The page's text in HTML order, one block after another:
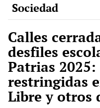
Sociedad
Calles
desfiles
Patrias 2025:
restringidas
Libre y otros